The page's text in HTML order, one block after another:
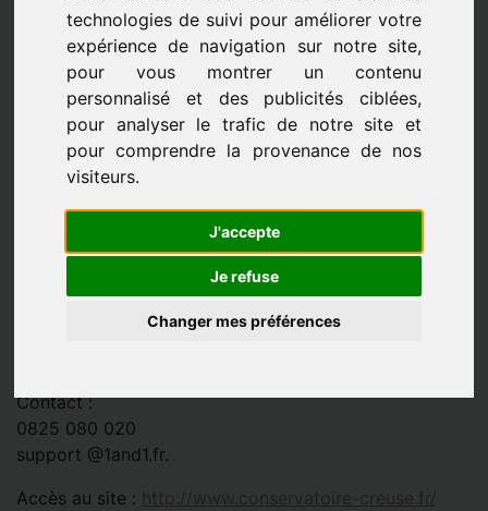
technologies de suivi pour améliorer votre
expérience de navigation sur notre site,
pour vous montrer un contenu
personnalisé et des publicités ciblées,
pour analyser le trafic de notre site et
pour comprendre la provenance de nos
visiteurs.
J'accepte
Je refuse
Changer mes préférences
Développeur, Éditeur, responsable de la publication
CYBER NETTIC
SARL ROZIER Sylvain
RCS : 505 081 034 RM 23
www.cybernettic.fr
Conception Réalisation :
DESIGN’UP
1&1 Internet SARL
Contact :
0825 080 020
support @1and1.fr.
Accès au site :
http://www.conservatoire-creuse.fr/